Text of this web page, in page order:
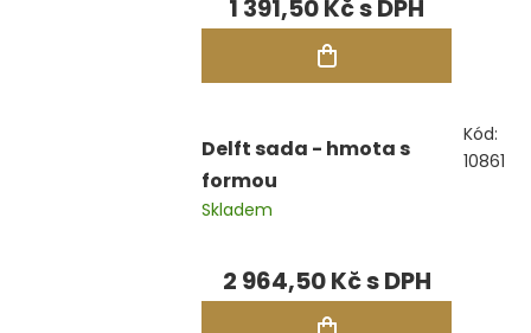
1 391,50 Kč
Delft sada - hmota s
formou
Skladem
2 964,50 Kč
Kód:
10861